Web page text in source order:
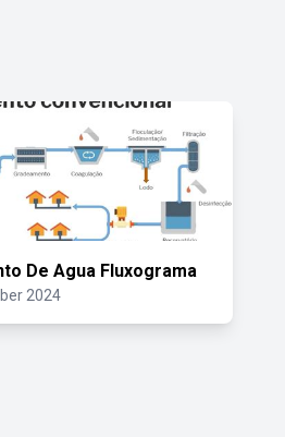
De Agua Fluxograma
2024